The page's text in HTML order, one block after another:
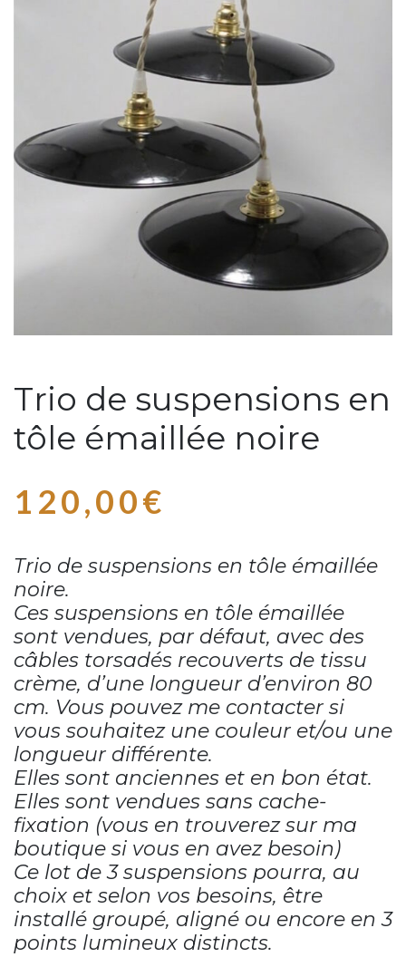
Trio de suspensions en
tôle émaillée noire
120,00€
Trio de suspensions en tôle émaillée
noire.
Ces suspensions en tôle émaillée
sont vendues, par défaut, avec des
câbles torsadés recouverts de tissu
crème, d’une longueur d’environ 80
cm. Vous pouvez me contacter si
vous souhaitez une couleur et/ou une
longueur différente.
Elles sont anciennes et en bon état.
Elles sont vendues sans cache-
fixation (vous en trouverez sur ma
boutique si vous en avez besoin)
Ce lot de 3 suspensions pourra, au
choix et selon vos besoins, être
installé groupé, aligné ou encore en 3
points lumineux distincts.